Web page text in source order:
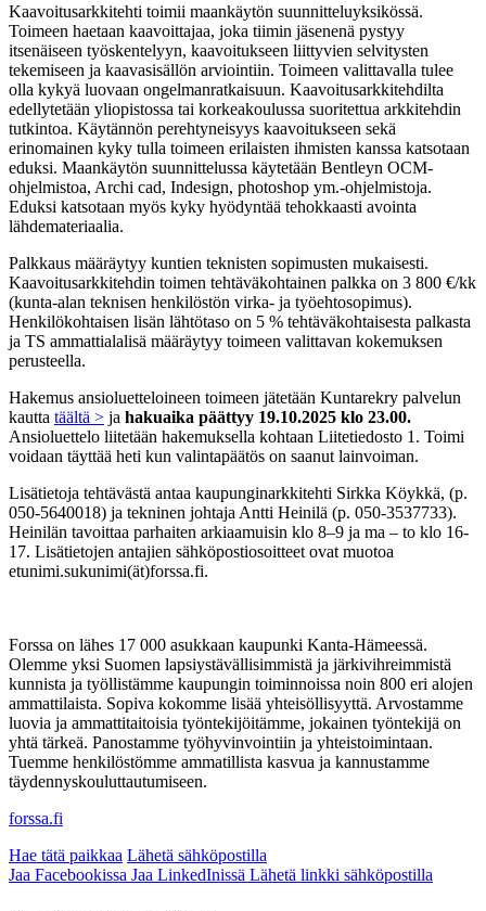
Kaavoitusarkkitehti toimii maankäytön suunnitteluyksikössä.
Toimeen haetaan kaavoittajaa, joka tiimin jäsenenä pystyy
itsenäiseen työskentelyyn, kaavoitukseen liittyvien selvitysten
tekemiseen ja kaavasisällön arviointiin. Toimeen valittavalla tulee
olla kykyä luovaan ongelmanratkaisuun. Kaavoitusarkkitehdilta
edellytetään yliopistossa tai korkeakoulussa suoritettua arkkitehdin
tutkintoa. Käytännön perehtyneisyys kaavoitukseen sekä
erinomainen kyky tulla toimeen erilaisten ihmisten kanssa katsotaan
eduksi. Maankäytön suunnittelussa käytetään Bentleyn OCM-
ohjelmistoa, Archi cad, Indesign, photoshop ym.-ohjelmistoja.
Eduksi katsotaan myös kyky hyödyntää tehokkaasti avointa
lähdemateriaalia.
Palkkaus määräytyy kuntien teknisten sopimusten mukaisesti.
Kaavoitusarkkitehdin toimen tehtäväkohtainen palkka on 3 800 €/kk
(kunta-alan teknisen henkilöstön virka- ja työehtosopimus).
Henkilökohtaisen lisän lähtötaso on 5 % tehtäväkohtaisesta palkasta
ja TS ammattialalisä määräytyy toimeen valittavan kokemuksen
perusteella.
Hakemus ansioluetteloineen toimeen jätetään Kuntarekry palvelun
kautta täältä > ja hakuaika päättyy 19.10.2025 klo 23.00.
Ansioluettelo liitetään hakemuksella kohtaan Liitetiedosto 1. Toimi
voidaan täyttää heti kun valintapäätös on saanut lainvoiman.
Lisätietoja tehtävästä antaa kaupunginarkkitehti Sirkka Köykkä, (p.
050-5640018) ja tekninen johtaja Antti Heinilä (p. 050-3537733).
Heinilän tavoittaa parhaiten arkiaamuisin klo 8–9 ja ma – to klo 16-
17. Lisätietojen antajien sähköpostiosoitteet ovat muotoa
etunimi.sukunimi(ät)forssa.fi.
Forssa on lähes 17 000 asukkaan kaupunki Kanta-Hämeessä.
Olemme yksi Suomen lapsiystävällisimmistä ja järkivihreimmistä
kunnista ja työllistämme kaupungin toiminnoissa noin 800 eri alojen
ammattilaista. Sopiva kokomme lisää yhteisöllisyyttä. Arvostamme
luovia ja ammattitaitoisia työntekijöitämme, jokainen työntekijä on
yhtä tärkeä. Panostamme työhyvinvointiin ja yhteistoimintaan.
Tuemme henkilöstömme ammatillista kasvua ja kannustamme
täydennyskouluttautumiseen.
forssa.fi
Hae tätä paikkaa Lähetä sähköpostilla
Jaa Facebookissa Jaa LinkedInissä Lähetä linkki sähköpostilla